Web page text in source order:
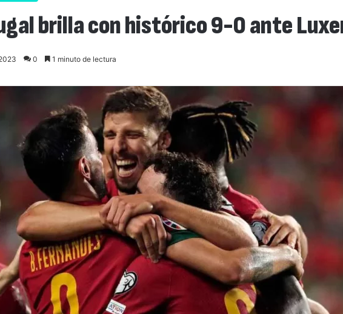
brilla con histórico 9-0 ante
0 1 minuto de lectura